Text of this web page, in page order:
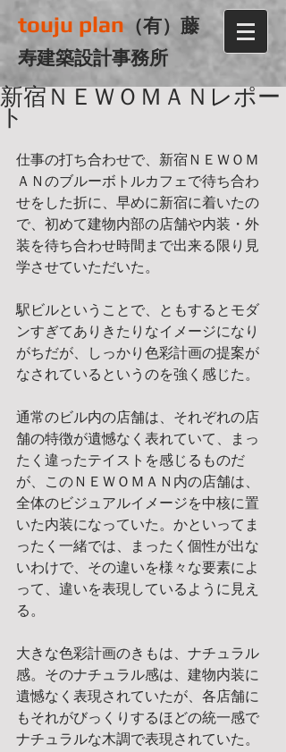
touju plan （有）藤
寿建築設計事務所
新宿ＮＥＷＯＭＡＮレポー
ト
仕事の打ち合わせで、新宿ＮＥＷＯＭ
ＡＮのブルーボトルカフェで待ち合わ
せをした折に、早めに新宿に着いたの
で、初めて建物内部の店舗や内装・外
装を待ち合わせ時間まで出来る限り見
学させていただいた。
駅ビルということで、ともするとモダ
ンすぎてありきたりなイメージになり
がちだが、しっかり色彩計画の提案が
なされているというのを強く感じた。
通常のビル内の店舗は、それぞれの店
舗の特徴が遺憾なく表れていて、まっ
たく違ったテイストを感じるものだ
が、このＮＥＷＯＭＡＮ内の店舗は、
全体のビジュアルイメージを中核に置
いた内装になっていた。かといってま
ったく一緒では、まったく個性が出な
いわけで、その違いを様々な要素によ
って、違いを表現しているように見え
る。
大きな色彩計画のきもは、ナチュラル
感。そのナチュラル感は、建物内装に
遺憾なく表現されていたが、各店舗に
もそれがびっくりするほどの統一感で
ナチュラルな木調で表現されていた。